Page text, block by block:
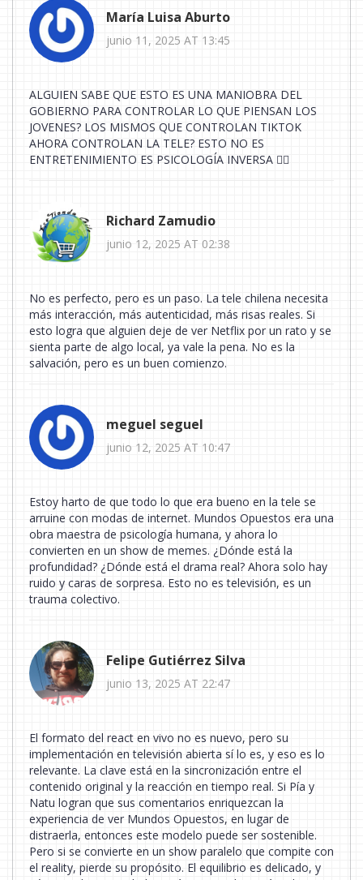
María Luisa Aburto
junio 11, 2025 AT 13:45
ALGUIEN SABE QUE ESTO ES UNA MANIOBRA DEL
GOBIERNO PARA CONTROLAR LO QUE PIENSAN LOS
JOVENES? LOS MISMOS QUE CONTROLAN TIKTOK
AHORA CONTROLAN LA TELE? ESTO NO ES
ENTRETENIMIENTO ES PSICOLOGÍA INVERSA 😵‍💫
Richard Zamudio
junio 12, 2025 AT 02:38
No es perfecto, pero es un paso. La tele chilena necesita
más interacción, más autenticidad, más risas reales. Si
esto logra que alguien deje de ver Netflix por un rato y se
sienta parte de algo local, ya vale la pena. No es la
salvación, pero es un buen comienzo.
meguel seguel
junio 12, 2025 AT 10:47
Estoy harto de que todo lo que era bueno en la tele se
arruine con modas de internet. Mundos Opuestos era una
obra maestra de psicología humana, y ahora lo
convierten en un show de memes. ¿Dónde está la
profundidad? ¿Dónde está el drama real? Ahora solo hay
ruido y caras de sorpresa. Esto no es televisión, es un
trauma colectivo.
Felipe Gutiérrez Silva
junio 13, 2025 AT 22:47
El formato del react en vivo no es nuevo, pero su
implementación en televisión abierta sí lo es, y eso es lo
relevante. La clave está en la sincronización entre el
contenido original y la reacción en tiempo real. Si Pía y
Natu logran que sus comentarios enriquezcan la
experiencia de ver Mundos Opuestos, en lugar de
distraerla, entonces este modelo puede ser sostenible.
Pero si se convierte en un show paralelo que compite con
el reality, pierde su propósito. El equilibrio es delicado, y